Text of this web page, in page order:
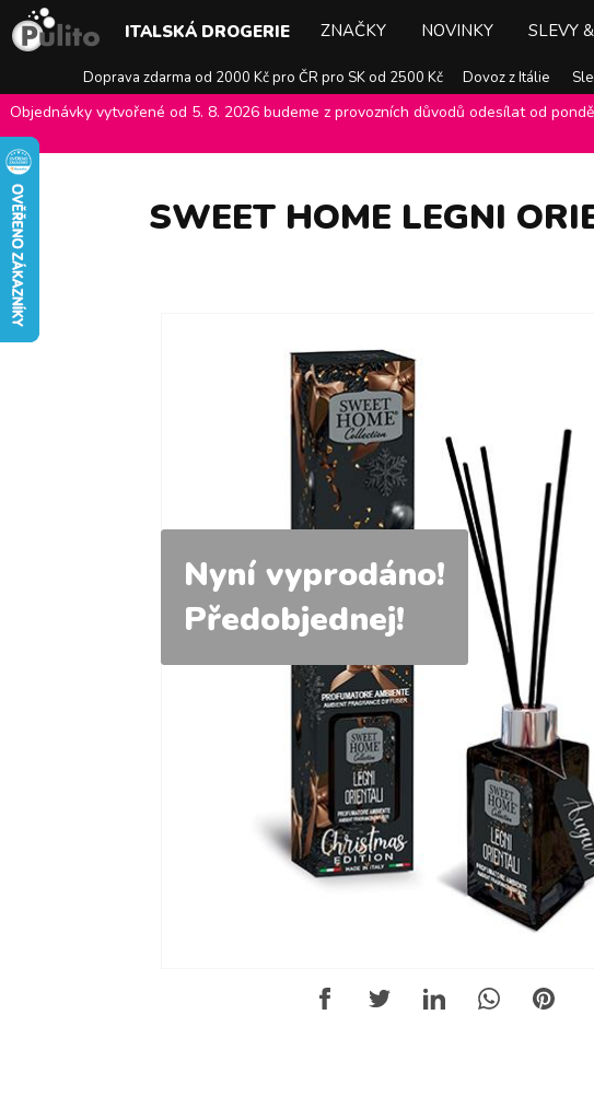
Doprava zdarma od 2000 Kč pro ČR pro SK od 2500 Kč Dovoz z Itálie
ITALSKÁ DROGERIE ZNAČKY NOVINKY SLEVY
Objednávky vytvořené od 5. 8. 2026 budeme z provozních důvodů odesílat od
E-shop Pulito Bytové vůně z Itálie Sweet home
SWEET HOME LEGNI
Nyní vyprodáno!
Předobjednej!